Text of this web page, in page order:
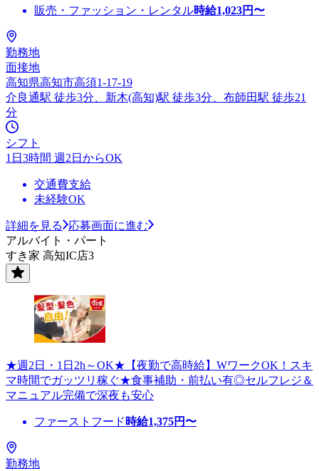
販売・ファッション・レンタル時給1,023円〜
勤務地
面接地
高知県高知市高須1-17-19
介良通駅 徒歩3分、新木(高知)駅 徒歩3分、布師田駅 徒歩21
分
シフト
1日3時間 週2日からOK
交通費支給
未経験OK
詳細を見る
応募画面に進む
アルバイト・パート
すき家 高知IC店3
★週2日・1日2h～OK★【夜勤で高時給】WワークOK！スキ
マ時間でガッツリ稼ぐ★食事補助・前払い有◎セルフレジ＆
マニュアル完備で深夜も安心
ファーストフード 時給1,375円〜
勤務地